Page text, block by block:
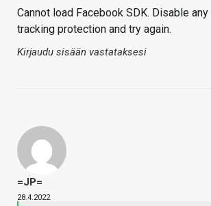
Cannot load Facebook SDK. Disable
tracking protection and try again.
Kirjaudu sisään vastataksesi
=JP=
28.4.2022